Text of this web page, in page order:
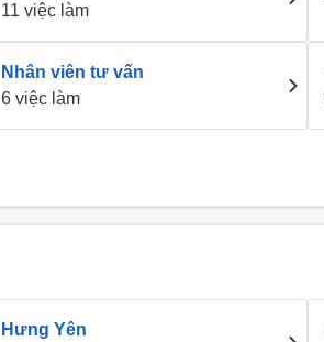
11 việc làm
Nhân viên tư vấn
6 việc làm
Hưng Yên